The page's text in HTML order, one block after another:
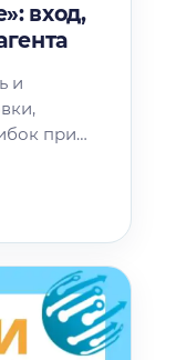
вход,
и
при